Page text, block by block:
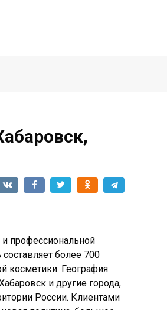
профессиональной
более 700
косметики. География
и другие города,
России. Клиентами